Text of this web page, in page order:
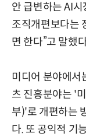
안 급변하는 AI시
조직개편보다는
면 한다”고 말했
미디어 분야에서
츠 진흥분야는 '
부)'로 개편하는
다. 또 공익적 기